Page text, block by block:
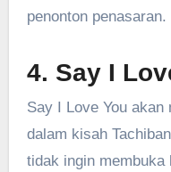
penonton penasaran.
4. Say I
Say I Love You akan
dalam kisah
tidak ingin membuka